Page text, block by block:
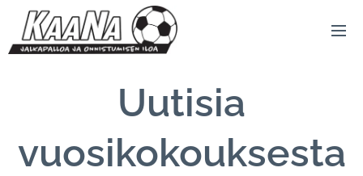
Uutisia
vuosikokouksesta